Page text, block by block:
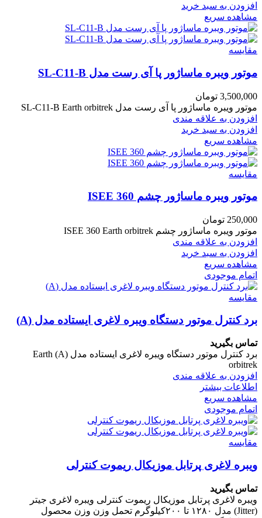
افزودن به سبد خرید
مشاهده سریع
مقایسه
موتور ویبره ماساژور پا آی رست مدل SL-C11-B
3,500,000 تومان
موتور ویبره ماساژور پا آی رست مدل SL-C11-B Earth orbitrek
افزودن به علاقه مندی
افزودن به سبد خرید
مشاهده سریع
مقایسه
موتور ویبره ماساژور چشم ISEE 360
250,000 تومان
موتور ویبره ماساژور چشم ISEE 360 Earth orbitrek
افزودن به علاقه مندی
افزودن به سبد خرید
مشاهده سریع
اتمام موجودی
مقایسه
برد کنترل موتور دستگاه ویبره لاغری ایستاده مدل (A)
تماس بگیرید
برد کنترل موتور دستگاه ویبره لاغری ایستاده مدل (A) Earth
orbitrek
افزودن به علاقه مندی
اطلاعات بیشتر
مشاهده سریع
اتمام موجودی
مقایسه
ویبره لاغری پرتابل موزیکال ریموت کنترلی
تماس بگیرید
ویبره لاغری پرتابل موزیکال ریموت کنترلی ویبره لاغری جیتر
(Jitter) مدل ۱۲۸۰ تا ۲۰۰کیلوگرم تحمل وزن وزن محصول